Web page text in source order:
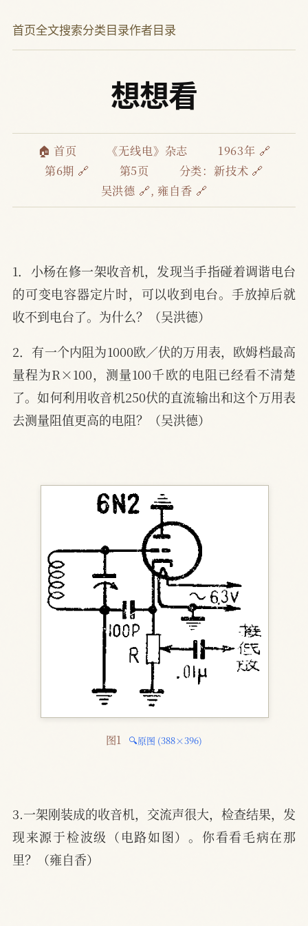
首页全文搜索分类目录作者目录
想想看
🏠 首页 《无线电》杂志
1963年 🔗
第6期 🔗
第5页 分类：新技术 🔗
吴洪德 🔗, 雍自香 🔗
1．小杨在修一架收音机，发现当手指碰着调谐电台
的可变电容器定片时，可以收到电台。手放掉后就
收不到电台了。为什么？（吴洪德）
2．有一个内阻为1000欧／伏的万用表，欧姆档最高
量程为R×100，测量100千欧的电阻已经看不清楚
了。如何利用收音机250伏的直流输出和这个万用表
去测量阻值更高的电阻？（吴洪德）
图1 🔍原图 (388×396)
3.一架刚装成的收音机，交流声很大，检查结果，发
现来源于检波级（电路如图）。你看看毛病在那
里？（雍自香）